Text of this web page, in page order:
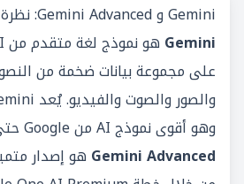
Gemini و Gemini Advanced: نظرة عامة
Gemini
على مجموعة بيانات ضخمة من
وهو أقوى نموذج AI من Google حتى الآن.
Gemini Advanced